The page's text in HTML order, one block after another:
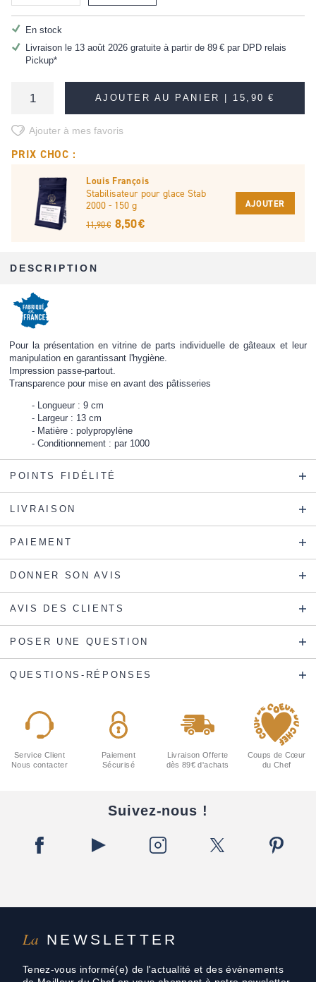
En stock
Livraison le 13 août 2026 gratuite à partir de 89 €par DPD relais
Pickup*
AJOUTER AU PANIER | 15,90 €
Ajouter à mes favoris
PRIX CHOC :
Louis François
Stabilisateur pour glace Stab
2000 - 150 g
11,90 € 8,50 €
AJOUTER
DESCRIPTION
Pour la présentation en vitrine de parts individuelle de gâteaux et leur
manipulation en garantissant l'hygiène.
Impression passe-partout.
Transparence pour mise en avant des pâtisseries
Longueur : 9 cm
Largeur : 13 cm
Matière : polypropylène
Conditionnement : par 1000
POINTS FIDÉLITÉ
LIVRAISON
PAIEMENT
DONNER SON AVIS
AVIS DES CLIENTS
POSER UNE QUESTION
QUESTIONS-RÉPONSES
La NEWSLETTER
Tenez-vous informé(e) de l'actualité et des événements
Service Client
Nous contacter
Paiement
Sécurisé
Livraison Offerte
dès 89€ d'achats
Coups de Cœur
du Chef
Suivez-nous !